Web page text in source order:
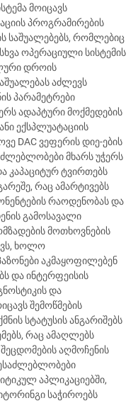
მოიცავს
პროგრამირების
საშუალებებს, რომლებიც
ოპერაციული სისტემის
დროის
აძლევს
პარამეტრები
ადაპტური მოქმედების
ექსპლუატაციის
DAC ვეფერის დიე-ების
მხარს უჭერს
კაპაციტურ ტვირთებს
რაც ამარტივებს
რაოდენობას და
გამოსავალი
მოთხოვნების
ხოლო
აკმაყოფილებენ
და ინტერფეისის
და
შემოწმების
სტატუსის ანგარიშებს
რაც ამაღლებს
აღმოჩენის
აპლიკაციებში,
საჭიროებს